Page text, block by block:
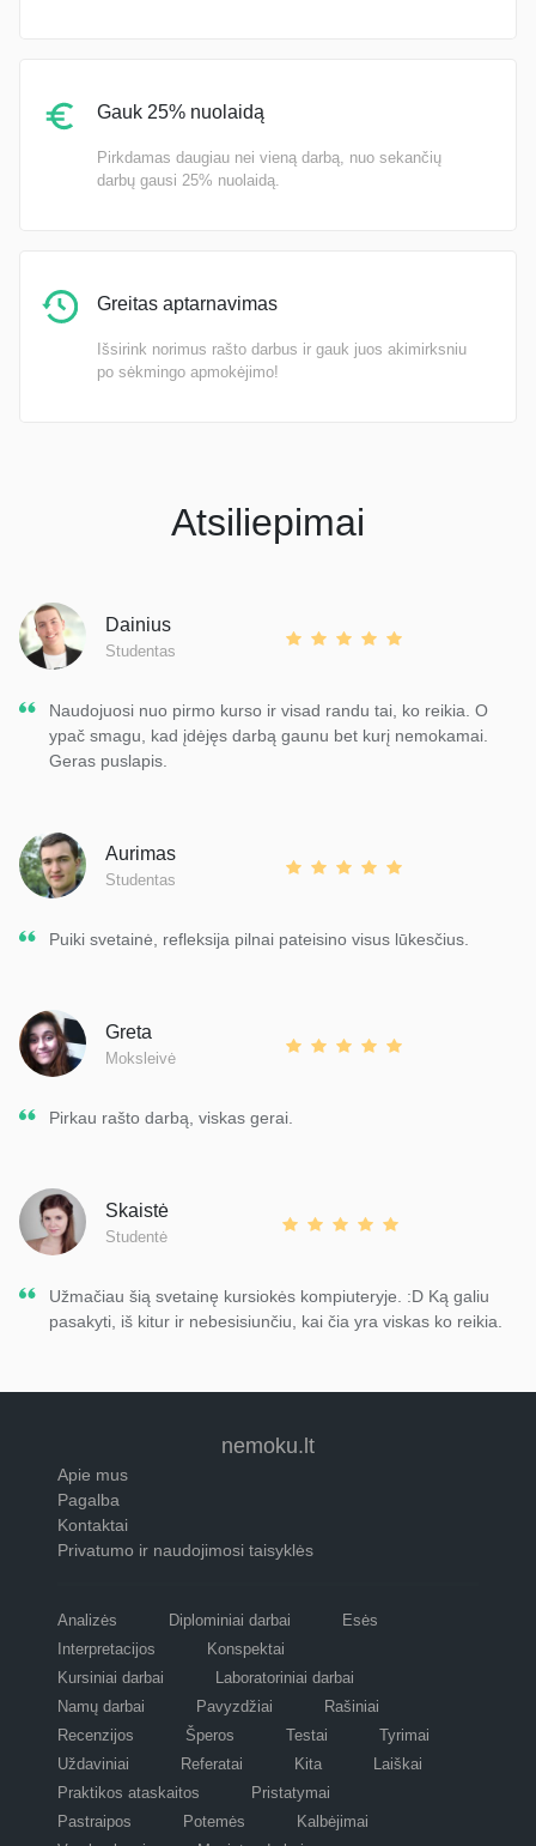
Gauk 25% nuolaidą
Pirkdamas daugiau nei vieną darbą, nuo sekančių
darbų gausi 25% nuolaidą.
Greitas aptarnavimas
Išsirink norimus rašto darbus ir gauk juos akimirksniu
po sėkmingo apmokėjimo!
Atsiliepimai
Dainius
Studentas
Naudojuosi nuo pirmo kurso ir visad randu tai, ko reikia. O
ypač smagu, kad įdėjęs darbą gaunu bet kurį nemokamai.
Geras puslapis.
Aurimas
Studentas
Puiki svetainė, refleksija pilnai pateisino visus lūkesčius.
Greta
Moksleivė
Pirkau rašto darbą, viskas gerai.
Skaistė
Studentė
Užmačiau šią svetainę kursiokės kompiuteryje. :D Ką galiu
pasakyti, iš kitur ir nebesisiunčiu, kai čia yra viskas ko reikia.
nemoku.lt
Apie mus
Pagalba
Kontaktai
Privatumo ir naudojimosi taisyklės
Analizės Diplominiai darbai
Esės
Interpretacijos
Konspektai
Kursiniai darbai
Laboratoriniai darbai
Namų darbai
Pavyzdžiai
Rašiniai
Recenzijos
Šperos Testai
Tyrimai
Uždaviniai
Referatai Kita
Laiškai
Praktikos ataskaitos
Pristatymai
Pastraipos
Potemės
Kalbėjimai